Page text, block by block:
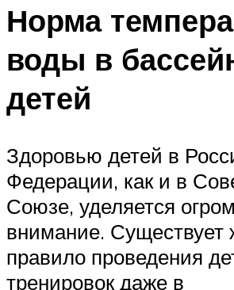
Норма
воды в
детей
Здоровью детей в
Федерации, как и в
Союзе, уделяется
внимание. Существует
правило проведения
тренировок даже в